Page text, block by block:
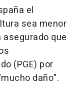
el
sea menor
asegurado que
(PGE) por
daño".